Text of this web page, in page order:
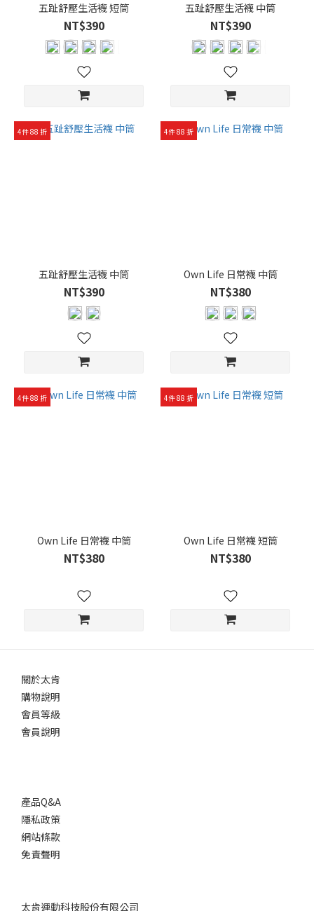
五趾舒壓生活襪 短筒
NT$390
五趾舒壓生活襪 中筒
NT$390
4件 88 折
五趾舒壓生活襪 中筒
NT$390
4件 88 折
Own Life 日常襪 中筒
NT$380
4件 88 折
Own Life 日常襪 中筒
NT$380
4件 88 折
Own Life 日常襪 短筒
NT$380
關於太肯
購物說明
會員等級
會員說明
產品Q&A
隱私政策
網站條款
免責聲明
太肯運動科技股份有限公司